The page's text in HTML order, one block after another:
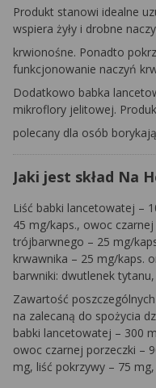
Produkt stanowi idealne
wspiera żyły i drobne
krwionośne. Ponadto
funkcjonowanie naczyń
Dodatkowo babka
mikroflory jelitowej.
polecany dla osób
Jaki jest skład Na
Liść babki lancetowatej –
45 mg/kaps., owoc
trójbarwnego – 25 mg/
krwawnika – 25 mg/kaps.
barwniki: dwutlenek
Zawartość
na zalecaną do spożycia
babki lancetowatej – 300
owoc czarnej porzeczki –
mg, liść pokrzywy – 75